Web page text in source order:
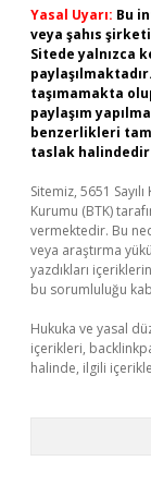
Yasal Uyarı: Bu
veya şahıs
Sitede yalnızca
taşımamakta
paylaşım
benzerlikleri
taslak
Sitemiz, 5651
Kurumu (BTK)
vermektedir. Bu
veya araştırma
yazdıkları
bu sorumluluğu
Hukuka ve yasal
içerikleri,
halinde, ilgili